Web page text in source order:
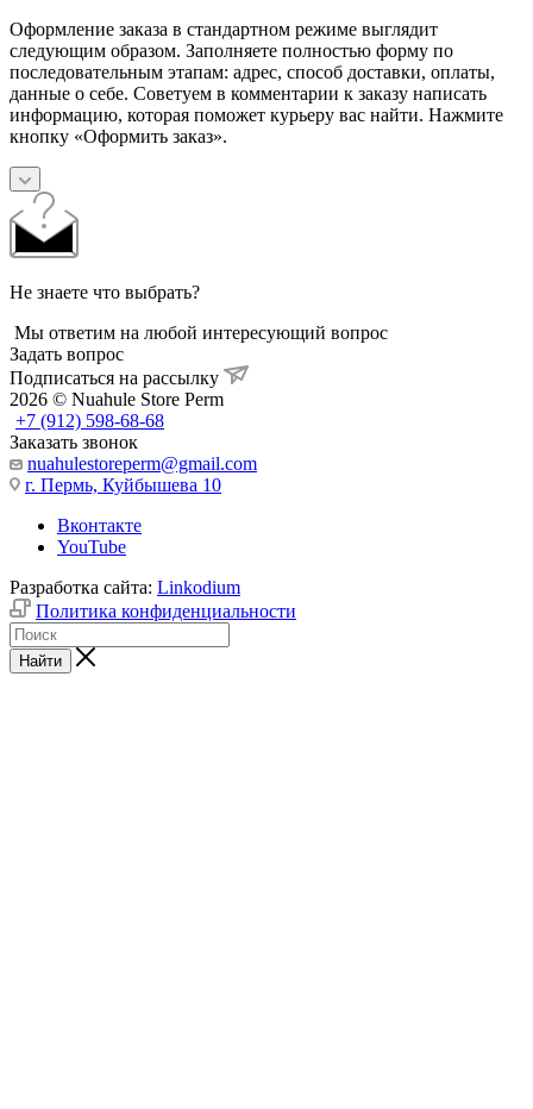
Оформление заказа в стандартном режиме выглядит
следующим образом. Заполняете полностью форму по
последовательным этапам: адрес, способ доставки, оплаты,
данные о себе. Советуем в комментарии к заказу написать
информацию, которая поможет курьеру вас найти. Нажмите
кнопку «Оформить заказ».
Не знаете что выбрать?
Мы ответим на любой интересующий вопрос
Задать вопрос
Подписаться на рассылку
2026 © Nuahule Store Perm
+7 (912) 598-68-68
Заказать звонок
nuahulestoreperm@gmail.com
г. Пермь, Куйбышева 10
Вконтакте
YouTube
Разработка сайта: Linkodium
Политика конфиденциальности
Найти